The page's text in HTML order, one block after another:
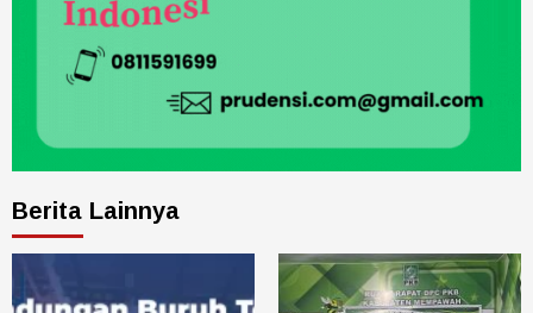
Berita Lainnya